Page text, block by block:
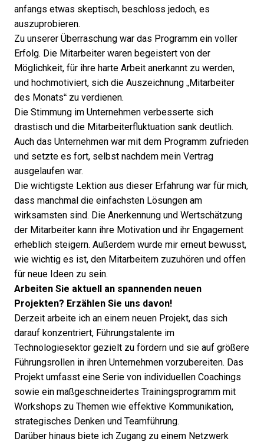
anfangs etwas skeptisch, beschloss jedoch, es
auszuprobieren.
Zu unserer Überraschung war das Programm ein voller
Erfolg. Die Mitarbeiter waren begeistert von der
Möglichkeit, für ihre harte Arbeit anerkannt zu werden,
und hochmotiviert, sich die Auszeichnung „Mitarbeiter
des Monats“ zu verdienen.
Die Stimmung im Unternehmen verbesserte sich
drastisch und die Mitarbeiterfluktuation sank deutlich.
Auch das Unternehmen war mit dem Programm zufrieden
und setzte es fort, selbst nachdem mein Vertrag
ausgelaufen war.
Die wichtigste Lektion aus dieser Erfahrung war für mich,
dass manchmal die einfachsten Lösungen am
wirksamsten sind. Die Anerkennung und Wertschätzung
der Mitarbeiter kann ihre Motivation und ihr Engagement
erheblich steigern. Außerdem wurde mir erneut bewusst,
wie wichtig es ist, den Mitarbeitern zuzuhören und offen
für neue Ideen zu sein.
Arbeiten Sie aktuell an spannenden neuen
Projekten? Erzählen Sie uns davon!
Derzeit arbeite ich an einem neuen Projekt, das sich
darauf konzentriert, Führungstalente im
Technologiesektor gezielt zu fördern und sie auf größere
Führungsrollen in ihren Unternehmen vorzubereiten. Das
Projekt umfasst eine Serie von individuellen Coachings
sowie ein maßgeschneidertes Trainingsprogramm mit
Workshops zu Themen wie effektive Kommunikation,
strategisches Denken und Teamführung.
Darüber hinaus biete ich Zugang zu einem Netzwerk